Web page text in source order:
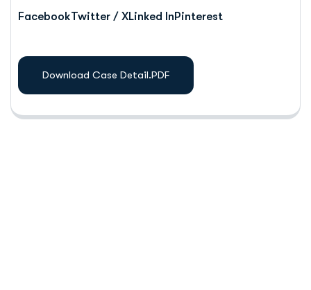
FacebookTwitter / XLinked InPinterest
Download Case Detail.PDF